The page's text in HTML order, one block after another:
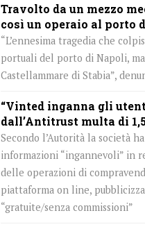
Travolto da un mezzo
così un operaio al porto
“L’ennesima tragedia che
portuali del porto di Napoli,
Castellammare di Stabia”,
“Vinted inganna gli
dall’Antitrust multa di
Secondo l’Autorità la società
informazioni “ingannevoli” in
delle operazioni di
piattaforma on line,
“gratuite/senza commissioni”